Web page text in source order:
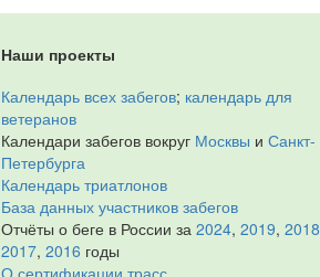
Наши проекты
Календарь всех забегов; календарь для
ветеранов
Календари забегов вокруг Москвы и Санкт-
Петербурга
Календарь триатлонов
База данных участников забегов
Отчёты о беге в России за 2024, 2019, 2018
2017, 2016 годы
О сертификации трасс